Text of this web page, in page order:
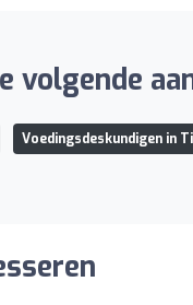
volgende
Voedingsdeskundigen in